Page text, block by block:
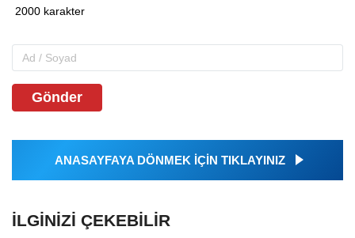
Gönder
ANASAYFAYA DÖNMEK İÇİN TIKLAYINIZ
İLGINIZI ÇEKEBILIR